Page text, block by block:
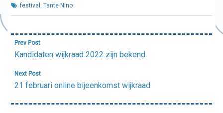
festival , Tante Nino
Bericht
navigatie
Prev Post
Kandidaten wijkraad 2022 zijn bekend
Next Post
21 februari online bijeenkomst wijkraad